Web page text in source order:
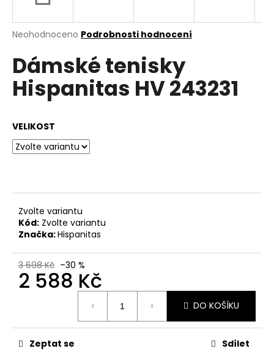
Průměrné
produktu
je
0,0
Neohodnoceno Podrobnosti hodnocení
Dámské tenisky
Hispanitas HV 243231
VELIKOST
Zvolte variantu
Kód: Zvolte variantu
Značka:Hispanitas
3 698 Kč –30 %
2 588 Kč
DO KOŠÍKU
Zeptat se Sdílet
j
t
?
D
o
p
o
r
u
u
m
e